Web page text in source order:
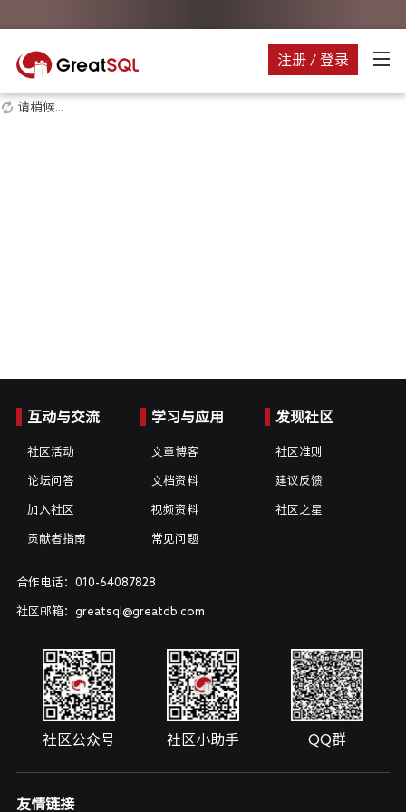
注册 / 登录
请稍候...
互动与交流
社区活动
论坛问答
加入社区
贡献者指南
学习与应用
文章博客
文档资料
视频资料
常见问题
发现社区
社区准则
建议反馈
社区之星
合作电话：010-64087828
社区邮箱：greatsql@greatdb.com
社区公众号 社区小助手 QQ群
友情链接